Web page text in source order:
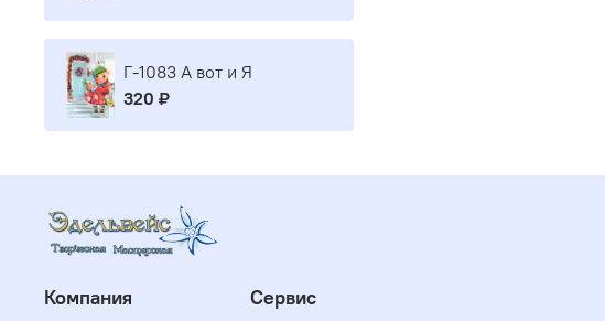
Г-1083 А вот и Я
320 ₽
Компания Сервис